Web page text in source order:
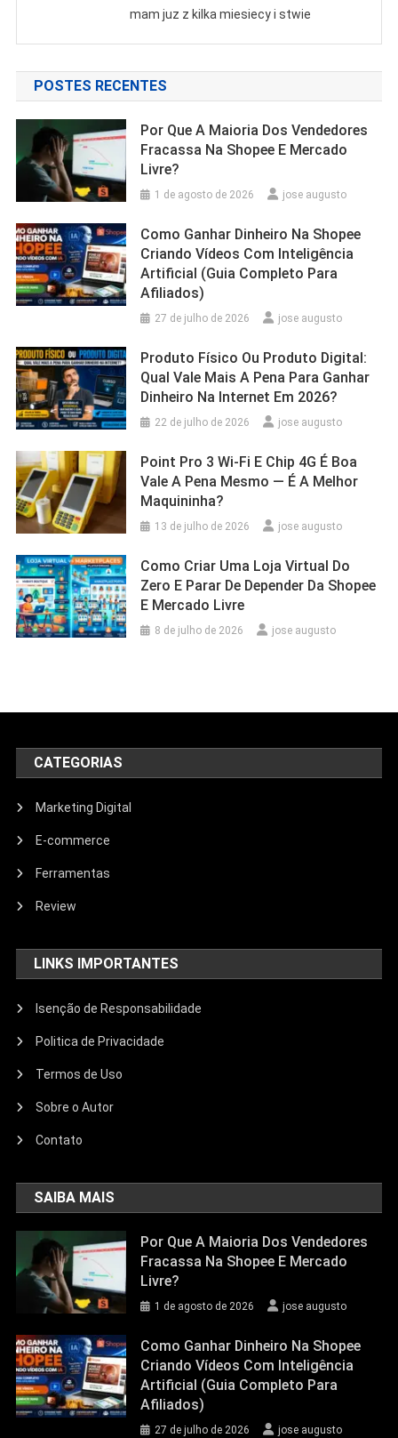
mam juz z kilka miesiecy i stwie
POSTES RECENTES
Por Que A Maioria Dos Vendedores
Fracassa Na Shopee E Mercado
Livre?
1 de agosto de 2026 jose augusto
Como Ganhar Dinheiro Na Shopee
Criando Vídeos Com Inteligência
Artificial (Guia Completo Para
Afiliados)
27 de julho de 2026 jose augusto
Produto Físico Ou Produto Digital:
Qual Vale Mais A Pena Para Ganhar
Dinheiro Na Internet Em 2026?
22 de julho de 2026 jose augusto
Point Pro 3 Wi‑Fi E Chip 4G É Boa
Vale A Pena Mesmo — É A Melhor
Maquininha?
13 de julho de 2026 jose augusto
Como Criar Uma Loja Virtual Do
Zero E Parar De Depender Da Shopee
E Mercado Livre
8 de julho de 2026 jose augusto
CATEGORIAS
Marketing Digital
E-commerce
Ferramentas
Review
LINKS IMPORTANTES
Isenção de Responsabilidade
Politica de Privacidade
Termos de Uso
Sobre o Autor
Contato
SAIBA MAIS
Por Que A Maioria Dos Vendedores
Fracassa Na Shopee E Mercado
Livre?
1 de agosto de 2026 jose augusto
Como Ganhar Dinheiro Na Shopee
Criando Vídeos Com Inteligência
Artificial (Guia Completo Para
Afiliados)
27 de julho de 2026 jose augusto